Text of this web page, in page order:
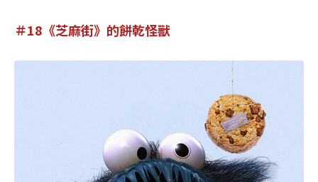
＃18《芝麻街》的餅乾怪獸